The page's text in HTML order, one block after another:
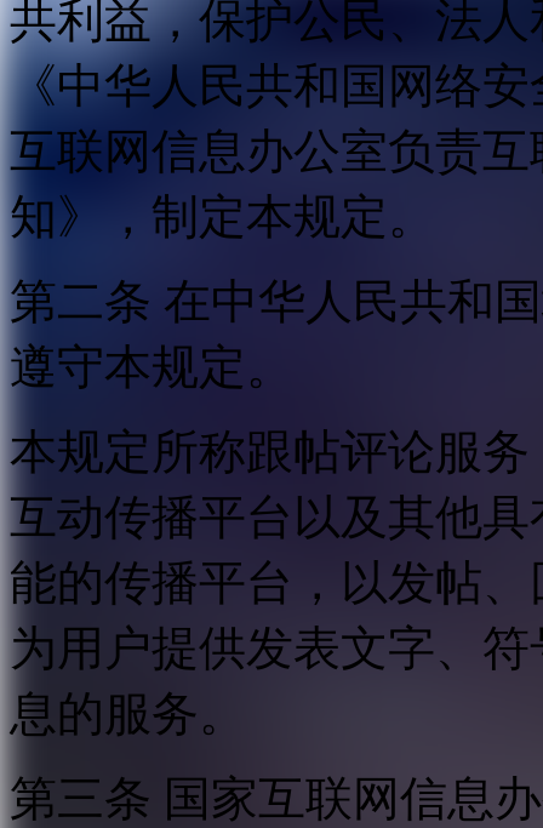
共利益，保护公民、法
《中华人民共和国网络
互联网信息办公室负责
知》，制定本规定。
第二条 在中华人民共和
遵守本规定。
本规定所称跟帖评论服
互动传播平台以及其他
能的传播平台，以发帖
为用户提供发表文字、
息的服务。
第三条 国家互联网信息